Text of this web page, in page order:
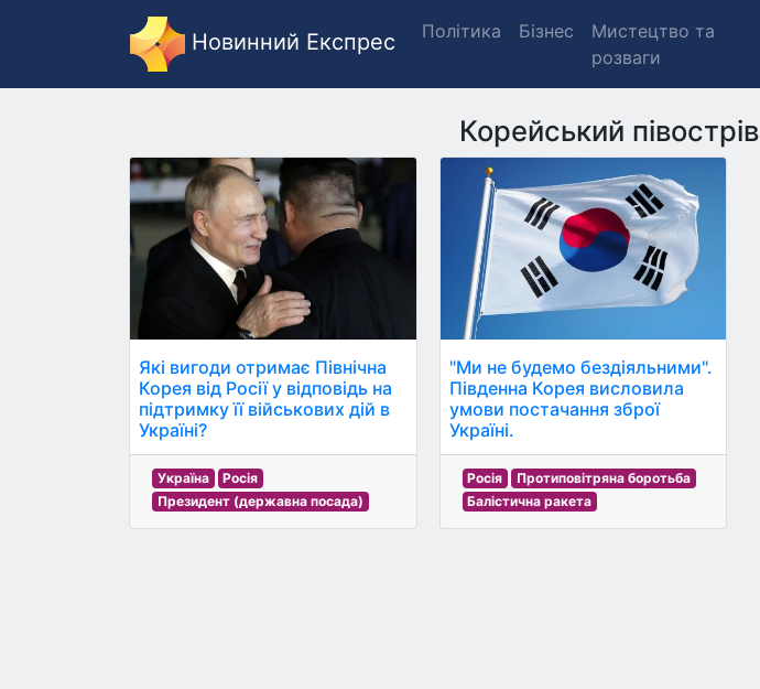
Новинний Експрес Політика Бізнес
Мистецтво та
розваги
Корейський півострів
Які вигоди отримає Північна
Корея від Росії у відповідь на
підтримку її військових дій в
Україні?
Україна
Росія
Президент (державна посада)
"Ми не будемо бездіяльними".
Південна Корея висловила
умови постачання зброї
Україні.
Росія
Протиповітряна боротьба
Балістична ракета